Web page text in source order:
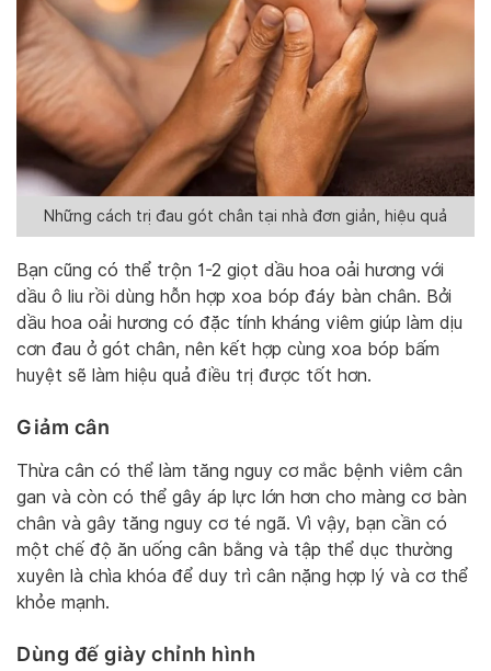
Những cách trị đau gót chân tại nhà đơn giản, hiệu quả
Bạn cũng có thể trộn 1-2 giọt dầu hoa oải hương với
dầu ô liu rồi dùng hỗn hợp xoa bóp đáy bàn chân. Bởi
dầu hoa oải hương có đặc tính kháng viêm giúp làm dịu
cơn đau ở gót chân, nên kết hợp cùng xoa bóp bấm
huyệt sẽ làm hiệu quả điều trị được tốt hơn.
Giảm cân
Thừa cân có thể làm tăng nguy cơ mắc bệnh viêm cân
gan và còn có thể gây áp lực lớn hơn cho màng cơ bàn
chân và gây tăng nguy cơ té ngã. Vì vậy, bạn cần có
một chế độ ăn uống cân bằng và tập thể dục thường
xuyên là chìa khóa để duy trì cân nặng hợp lý và cơ thể
khỏe mạnh.
Dùng đế giày chỉnh hình